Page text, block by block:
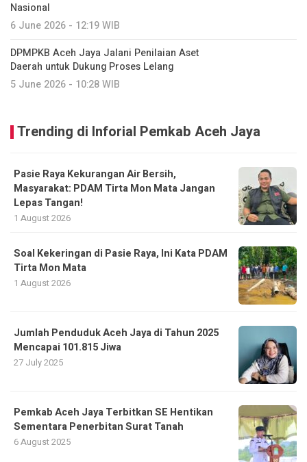
Nasional
6 June 2026 - 12:19 WIB
DPMPKB Aceh Jaya Jalani Penilaian Aset
Daerah untuk Dukung Proses Lelang
5 June 2026 - 10:28 WIB
Trending di Inforial Pemkab Aceh Jaya
Pasie Raya Kekurangan Air Bersih,
Masyarakat: PDAM Tirta Mon Mata Jangan
Lepas Tangan!
1 August 2026
Soal Kekeringan di Pasie Raya, Ini Kata PDAM
Tirta Mon Mata
1 August 2026
Jumlah Penduduk Aceh Jaya di Tahun 2025
Mencapai 101.815 Jiwa
27 July 2025
Pemkab Aceh Jaya Terbitkan SE Hentikan
Sementara Penerbitan Surat Tanah
6 August 2025